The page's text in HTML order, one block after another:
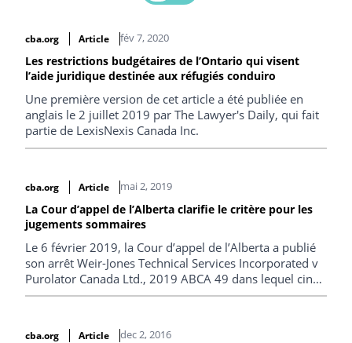
cba.org
Article fév 7, 2020
Les restrictions budgétaires de l’Ontario qui visent
l’aide juridique destinée aux réfugiés conduiro
Une première version de cet article a été publiée en
anglais le 2 juillet 2019 par The Lawyer's Daily, qui fait
partie de LexisNexis Canada Inc.
cba.org Article mai 2, 2019
La Cour d’appel de l’Alberta clarifie le critère pour les
jugements sommaires
Le 6 février 2019, la Cour d’appel de l’Alberta a publié
son arrêt Weir-Jones Technical Services Incorporated v
Purolator Canada Ltd., 2019 ABCA 49 dans lequel cinq
juges ont clarifié le critère applicable aux jugements
cba.org Article dec 2, 2016